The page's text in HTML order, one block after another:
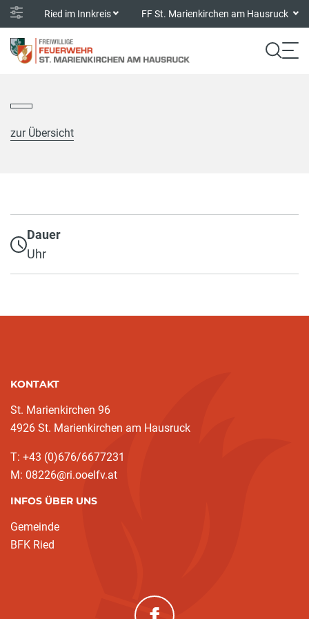
Ried im Innkreis FF St. Marienkirchen am Hausruck
zur Übersicht
Dauer
Uhr
KONTAKT
St. Marienkirchen 96
4926 St. Marienkirchen am Hausruck
T: +43 (0)676/6677231
M: 08226@ri.ooelfv.at
INFOS ÜBER UNS
Gemeinde
BFK Ried